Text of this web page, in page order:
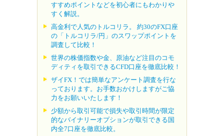
すすめポイントなどを初心者にもわかりや
すく解説。
高金利で人気のトルコリラ。 約30のFX口座
の「トルコリラ/円」のスワップポイントを
調査して比較！
世界の株価指数や金、原油など注目のコモ
ディティを取引できるCFD口座を徹底比較！
ザイFX！では簡単なアンケート調査を行な
っております。お手数おかけしますがご協
力をお願いいたします！
少額から取引可能で損失や取引時間が限定
的なバイナリーオプションが取引できる国
内全7口座を徹底比較。